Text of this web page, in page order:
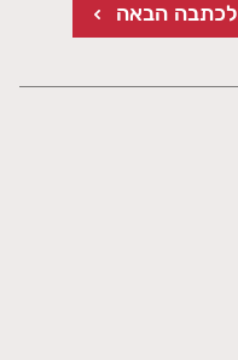
לכתבה הבאה